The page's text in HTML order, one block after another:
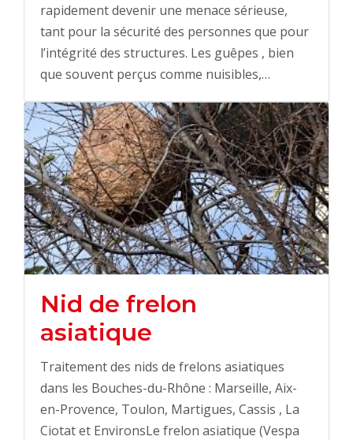
rapidement devenir une menace sérieuse,
tant pour la sécurité des personnes que pour
l’intégrité des structures. Les guêpes , bien
que souvent perçus comme nuisibles,…
Nid de frelon
asiatique
Traitement des nids de frelons asiatiques
dans les Bouches-du-Rhône : Marseille, Aix-
en-Provence, Toulon, Martigues, Cassis , La
Ciotat et EnvironsLe frelon asiatique (Vespa